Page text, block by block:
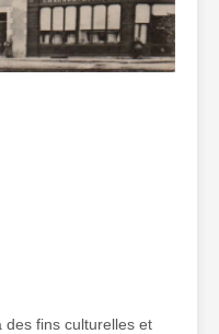
des fins culturelles et